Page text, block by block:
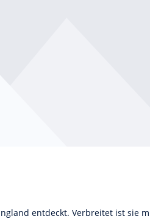
entdeckt. Verbreitet ist